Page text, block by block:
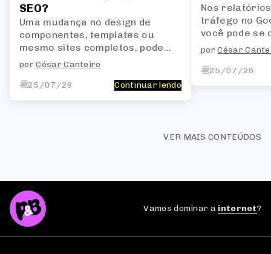
SEO?
Uma mudança no design de
componentes, templates ou
mesmo sites completos, pode
alterar a estrutura HTML das
impacta a forma como os bots
porCésar Canteiro
25/07/26
Continuar lendo
Nos
tráfego no
você pode se
padrão
ajustes
porCésar
25/07/26
VER MAIS CONTEÚDOS
Vamos dominar a internet?